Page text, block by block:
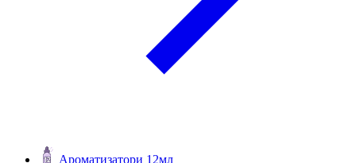
Ароматизатори 12мл